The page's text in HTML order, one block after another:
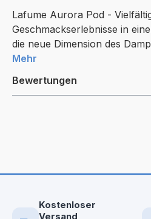
Lafume Aurora Pod -
Geschmackserlebnisse in
die neue Dimension des
Mehr
Bewertungen
Kostenloser
Versand